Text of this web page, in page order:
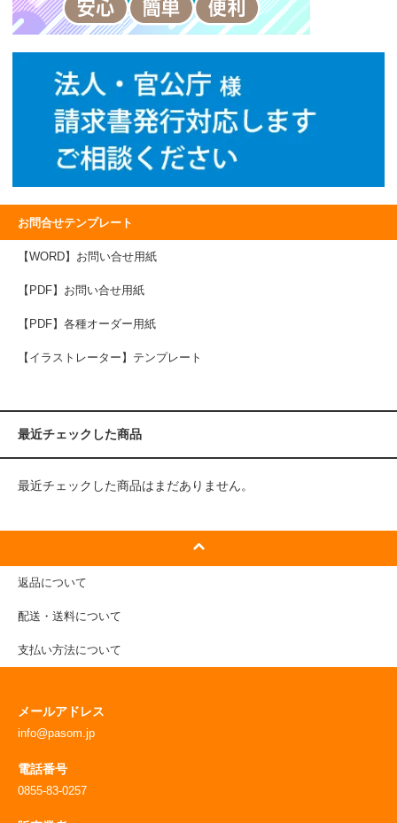
お問合せテンプレート
【WORD】お問い合せ用紙
【PDF】お問い合せ用紙
【PDF】各種オーダー用紙
【イラストレーター】テンプレート
最近チェックした商品
最近チェックした商品はまだありません。
返品について
配送・送料について
支払い方法について
メールアドレス
info@pasom.jp
電話番号
0855-83-0257